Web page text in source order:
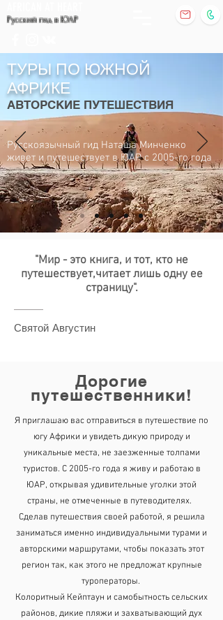
Русский гид в ЮАР
ТУРЫ ПО ЮЖНОЙ
АФРИКЕ
АВТОРСКИЕ ПУТЕШЕСТВИЯ
Русскоязычный гид Наташа Минченко
живет и путешествует в ЮАР с 2005-го года
"Мир - это книга, и тот, кто не
путешествует,читает лишь одну ее
страницу".
Святой Августин
Дорогие
путешественники!
Я приглашаю вас отправиться в путешествие по
югу Африки и увидеть дикую природу и
уникальные места, не заезженные толпами
туристов. С 2005-го года я живу и работаю в
ЮАР, открывая удивительные уголки этой
страны, не отмеченные в путеводителях.
Сделав путешествия своей работой, я решила
заниматься именно индивидуальными турами и
авторскими маршрутами, чтобы показать этот
регион так, как этого не предложат крупные
туроператоры.
Колоритный Кейптаун и самобытность сельских
районов, дикие пляжи и захватывающий дух